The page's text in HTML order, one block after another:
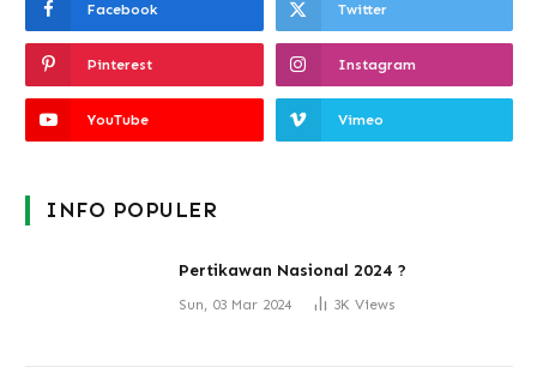
Facebook Twitter
Pinterest Instagram
YouTube Vimeo
INFO POPULER
Pertikawan Nasional 2024 ?
Sun, 03 Mar 2024 3K Views